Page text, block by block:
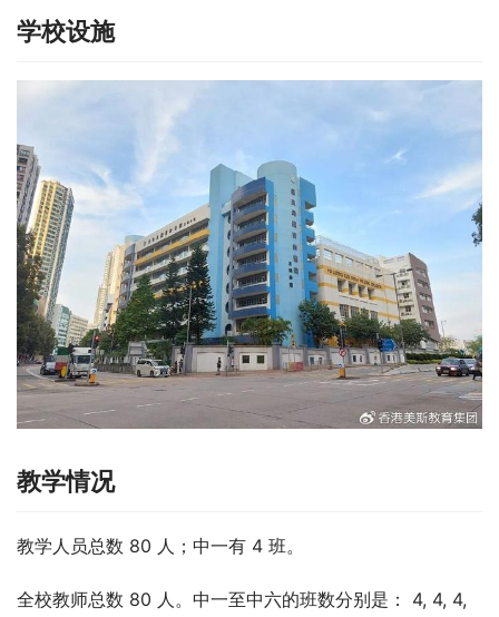
学校设施
教学情况
教学人员总数 80 人；中一有 4 班。
全校教师总数 80 人。中一至中六的班数分别是： 4, 4, 4,